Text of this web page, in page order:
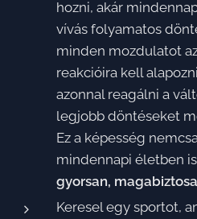
hozni, akár
vívás folyamatos
minden mozdulatot
reakcióira kell
azonnal reagálni a
legjobb döntéseket
Ez a képesség
mindennapi életben
gyorsan,
Keresel egy sportot,